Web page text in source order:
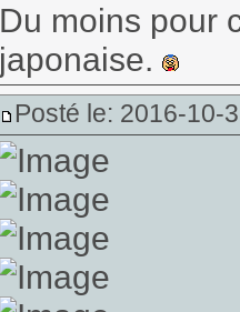
Du moins pour
japonaise.
Posté le: 2016-10-